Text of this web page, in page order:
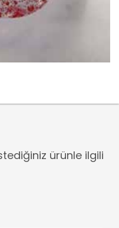
ürünle ilgili